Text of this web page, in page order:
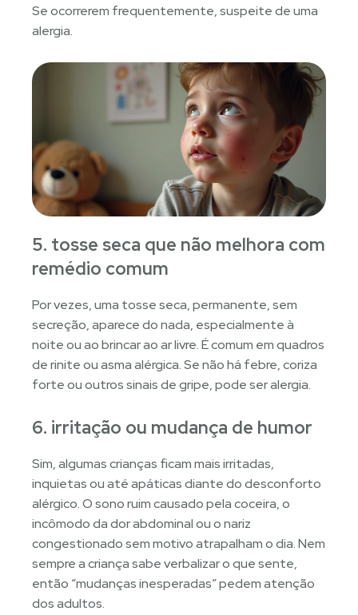
Se ocorrerem frequentemente, suspeite de uma
alergia.
5. tosse seca que não melhora com
remédio comum
Por vezes, uma tosse seca, permanente, sem
secreção, aparece do nada, especialmente à
noite ou ao brincar ao ar livre. É comum em quadros
de rinite ou asma alérgica. Se não há febre, coriza
forte ou outros sinais de gripe, pode ser alergia.
6. irritação ou mudança de humor
Sim, algumas crianças ficam mais irritadas,
inquietas ou até apáticas diante do desconforto
alérgico. O sono ruim causado pela coceira, o
incômodo da dor abdominal ou o nariz
congestionado sem motivo atrapalham o dia. Nem
sempre a criança sabe verbalizar o que sente,
então “mudanças inesperadas” pedem atenção
dos adultos.